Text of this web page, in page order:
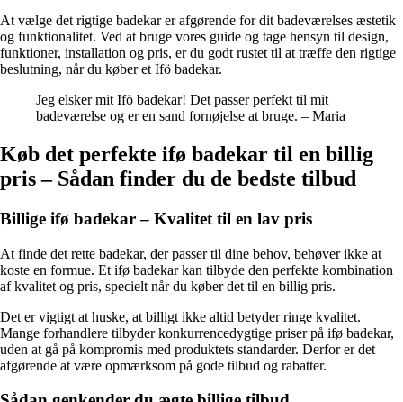
At vælge det rigtige badekar er afgørende for dit badeværelses æstetik
og funktionalitet. Ved at bruge vores guide og tage hensyn til design,
funktioner, installation og pris, er du godt rustet til at træffe den rigtige
beslutning, når du køber et Ifö badekar.
Jeg elsker mit Ifö badekar! Det passer perfekt til mit
badeværelse og er en sand fornøjelse at bruge. – Maria
Køb det perfekte ifø badekar til en billig
pris – Sådan finder du de bedste tilbud
Billige ifø badekar – Kvalitet til en lav pris
At finde det rette badekar, der passer til dine behov, behøver ikke at
koste en formue. Et ifø badekar kan tilbyde den perfekte kombination
af kvalitet og pris, specielt når du køber det til en billig pris.
Det er vigtigt at huske, at billigt ikke altid betyder ringe kvalitet.
Mange forhandlere tilbyder konkurrencedygtige priser på ifø badekar,
uden at gå på kompromis med produktets standarder. Derfor er det
afgørende at være opmærksom på gode tilbud og rabatter.